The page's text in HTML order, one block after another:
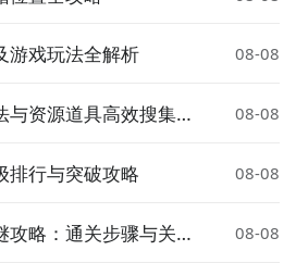
游戏玩法全解析 08-08
资源道具高效搜集攻
08-08
排行与突破攻略 08-08
略：通关步骤与关键
08-08